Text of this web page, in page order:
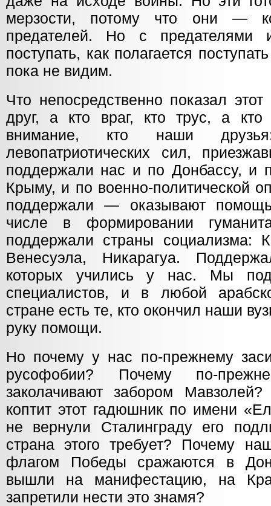
мерзости, потому что они —
предателей. Но с предателями
поступать, как полагается
пока не видим.
Что непосредственно показал
друг, а кто враг, кто трус, а кто
внимание, кто наши
левопатриотических сил,
поддержали нас и по Донбассу, и
Крыму, и по военно-политической
поддержали — оказывают
числе в формировании
поддержали страны социализма:
Венесуэла, Никарагуа.
которых учились у нас. Мы
специалистов, и в любой
стране есть те, кто окончил наши
руку помощи.
Но почему у нас по-прежнему
русофобии? Почему по-
заколачивают забором
коптит этот гадюшник по имени
не вернули Сталинграду его
страна этого требует? Почему
флагом Победы сражаются в
вышли на манифестацию, на
запретили нести это знамя?